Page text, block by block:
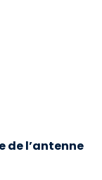
de l’antenne